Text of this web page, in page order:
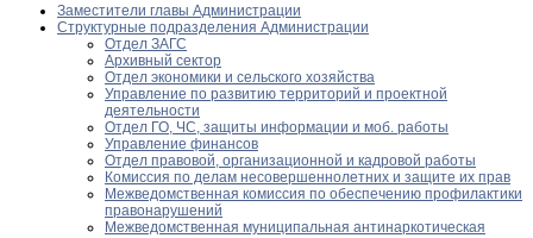
Заместители главы Администрации
Структурные подразделения Администрации
Отдел ЗАГС
Архивный сектор
Отдел экономики и сельского хозяйства
Управление по развитию территорий и проектной
деятельности
Отдел ГО, ЧС, защиты информации и моб. работы
Управление финансов
Отдел правовой, организационной и кадровой работы
Комиссия по делам несовершеннолетних и защите их прав
Межведомственная комиссия по обеспечению профилактики
правонарушений
Межведомственная муниципальная антинаркотическая